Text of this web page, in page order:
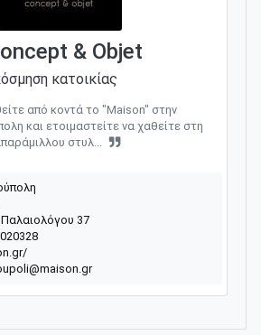
& Objet
κατοικίας
από κοντά το "Maison" στην
και ετοιμαστείτε να χαθείτε στη
στυλ...
37